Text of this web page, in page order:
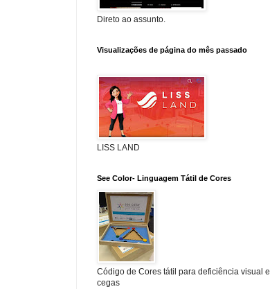
Direto ao assunto.
Visualizações de página do mês passado
LISS LAND
See Color- Linguagem Tátil de Cores
Código de Cores tátil para deficiência visual e
cegas